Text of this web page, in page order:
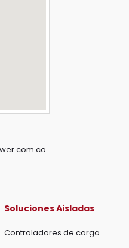
Soluciones Aisladas
Controladores de carga